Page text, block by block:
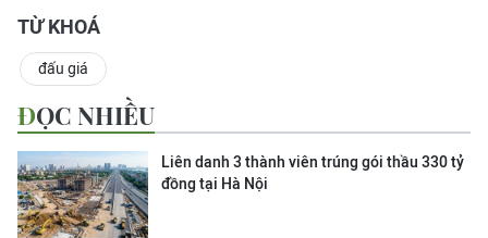
TỪ KHOÁ
đấu giá
ĐỌC NHIỀU
Liên danh 3 thành viên trúng gói thầu 330 tỷ
đồng tại Hà Nội